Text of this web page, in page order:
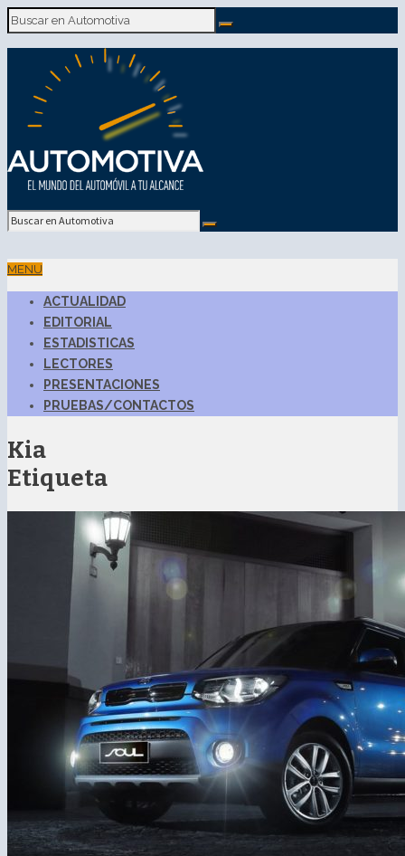
MENU
ACTUALIDAD
EDITORIAL
ESTADISTICAS
LECTORES
PRESENTACIONES
PRUEBAS/CONTACTOS
Kia
Etiqueta